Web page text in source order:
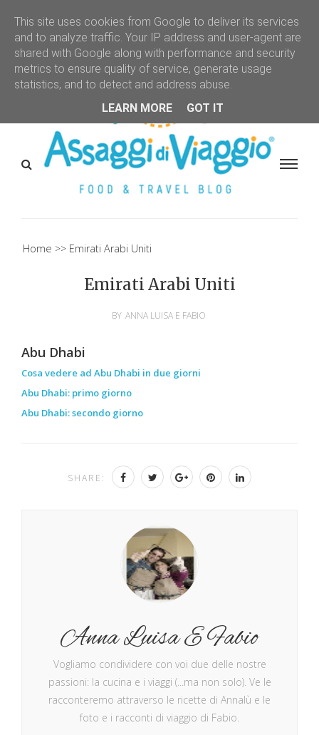
Home Emirati Arabi Uniti
Emirati Arabi Uniti
BY ANNA LUISA E FABIO
Abu Dhabi
Cosa vedere ad Abu Dhabi in due giorni
Abu Dhabi: primo giorno
Abu Dhabi: secondo giorno
SHARE:
Anna Luisa E Fabio
Vogliamo condividere con voi due delle nostre
passioni: la cucina e i viaggi (...ma non solo). Ve le
racconteremo attraverso le ricette di Annalù e le
foto e i racconti di viaggio di Fabio.
This site uses cookies from Google to deliver its services
and to analyze traffic. Your IP address and user-agent are
shared with Google along with performance and security
metrics to ensure quality of service, generate usage
statistics, and to detect and address abuse.
LEARN MORE
GOT IT